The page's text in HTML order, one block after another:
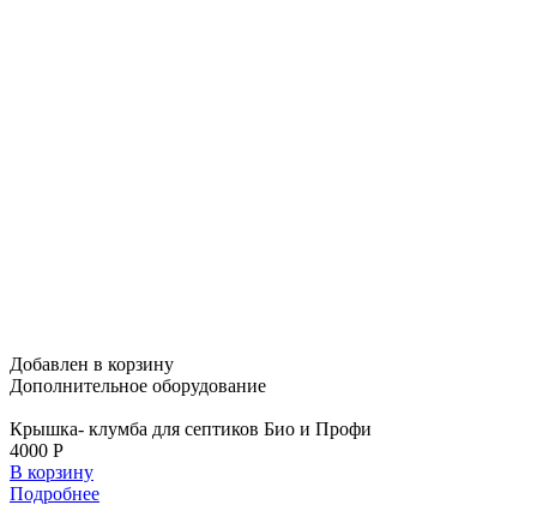
Добавлен в корзину
Дополнительное оборудование
Крышка- клумба для септиков Био и Профи
4000 Р
В корзину
Подробнее